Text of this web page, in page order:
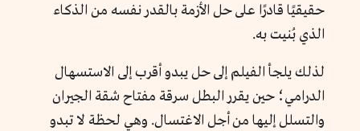
حقيقيًا قادرًا على حل الأزمة بالقدر نفسه من الذكاء
الذي بُنيت به.
لذلك يلجأ الفيلم إلى حل يبدو أقرب إلى الاستسهال
الدرامي؛ حين يقرر البطل سرقة مفتاح شقة الجيران
والتسلل إليها من أجل الاغتسال. وهي لحظة لا تبدو